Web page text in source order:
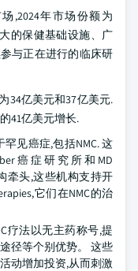
,2024年市场份额为
的保健基础设施、广
与正在进行的临床研
34亿美元和37亿美元.
41亿美元增长.
见癌症,包括NMC. 这
癌症研究所和MD
牵头,这些机构支持开
它们在NMC的治
疗法以无主药称号,提
径等个别优势。 这些
动增加投资,从而刺激